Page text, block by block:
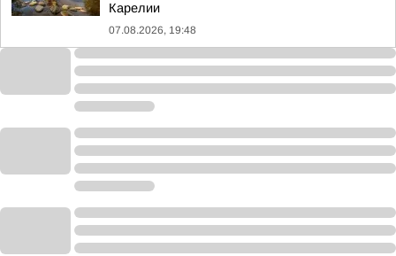
Карелии
07.08.2026, 19:48